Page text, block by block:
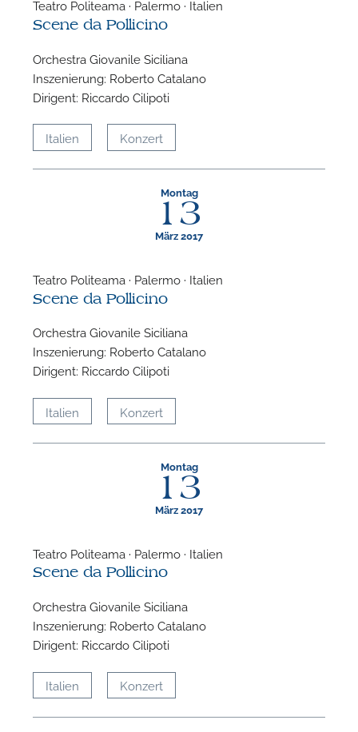
Teatro Politeama · Palermo · Italien
Scene da Pollicino
Orchestra Giovanile Siciliana
Inszenierung: Roberto Catalano
Dirigent: Riccardo Cilipoti
Italien Konzert
Montag
13
März 2017
Teatro Politeama · Palermo · Italien
Scene da Pollicino
Orchestra Giovanile Siciliana
Inszenierung: Roberto Catalano
Dirigent: Riccardo Cilipoti
Italien Konzert
Montag
13
März 2017
Teatro Politeama · Palermo · Italien
Scene da Pollicino
Orchestra Giovanile Siciliana
Inszenierung: Roberto Catalano
Dirigent: Riccardo Cilipoti
Italien Konzert